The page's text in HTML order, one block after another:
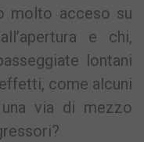
molto acceso su
e chi,
lontani
come alcuni
via di mezzo